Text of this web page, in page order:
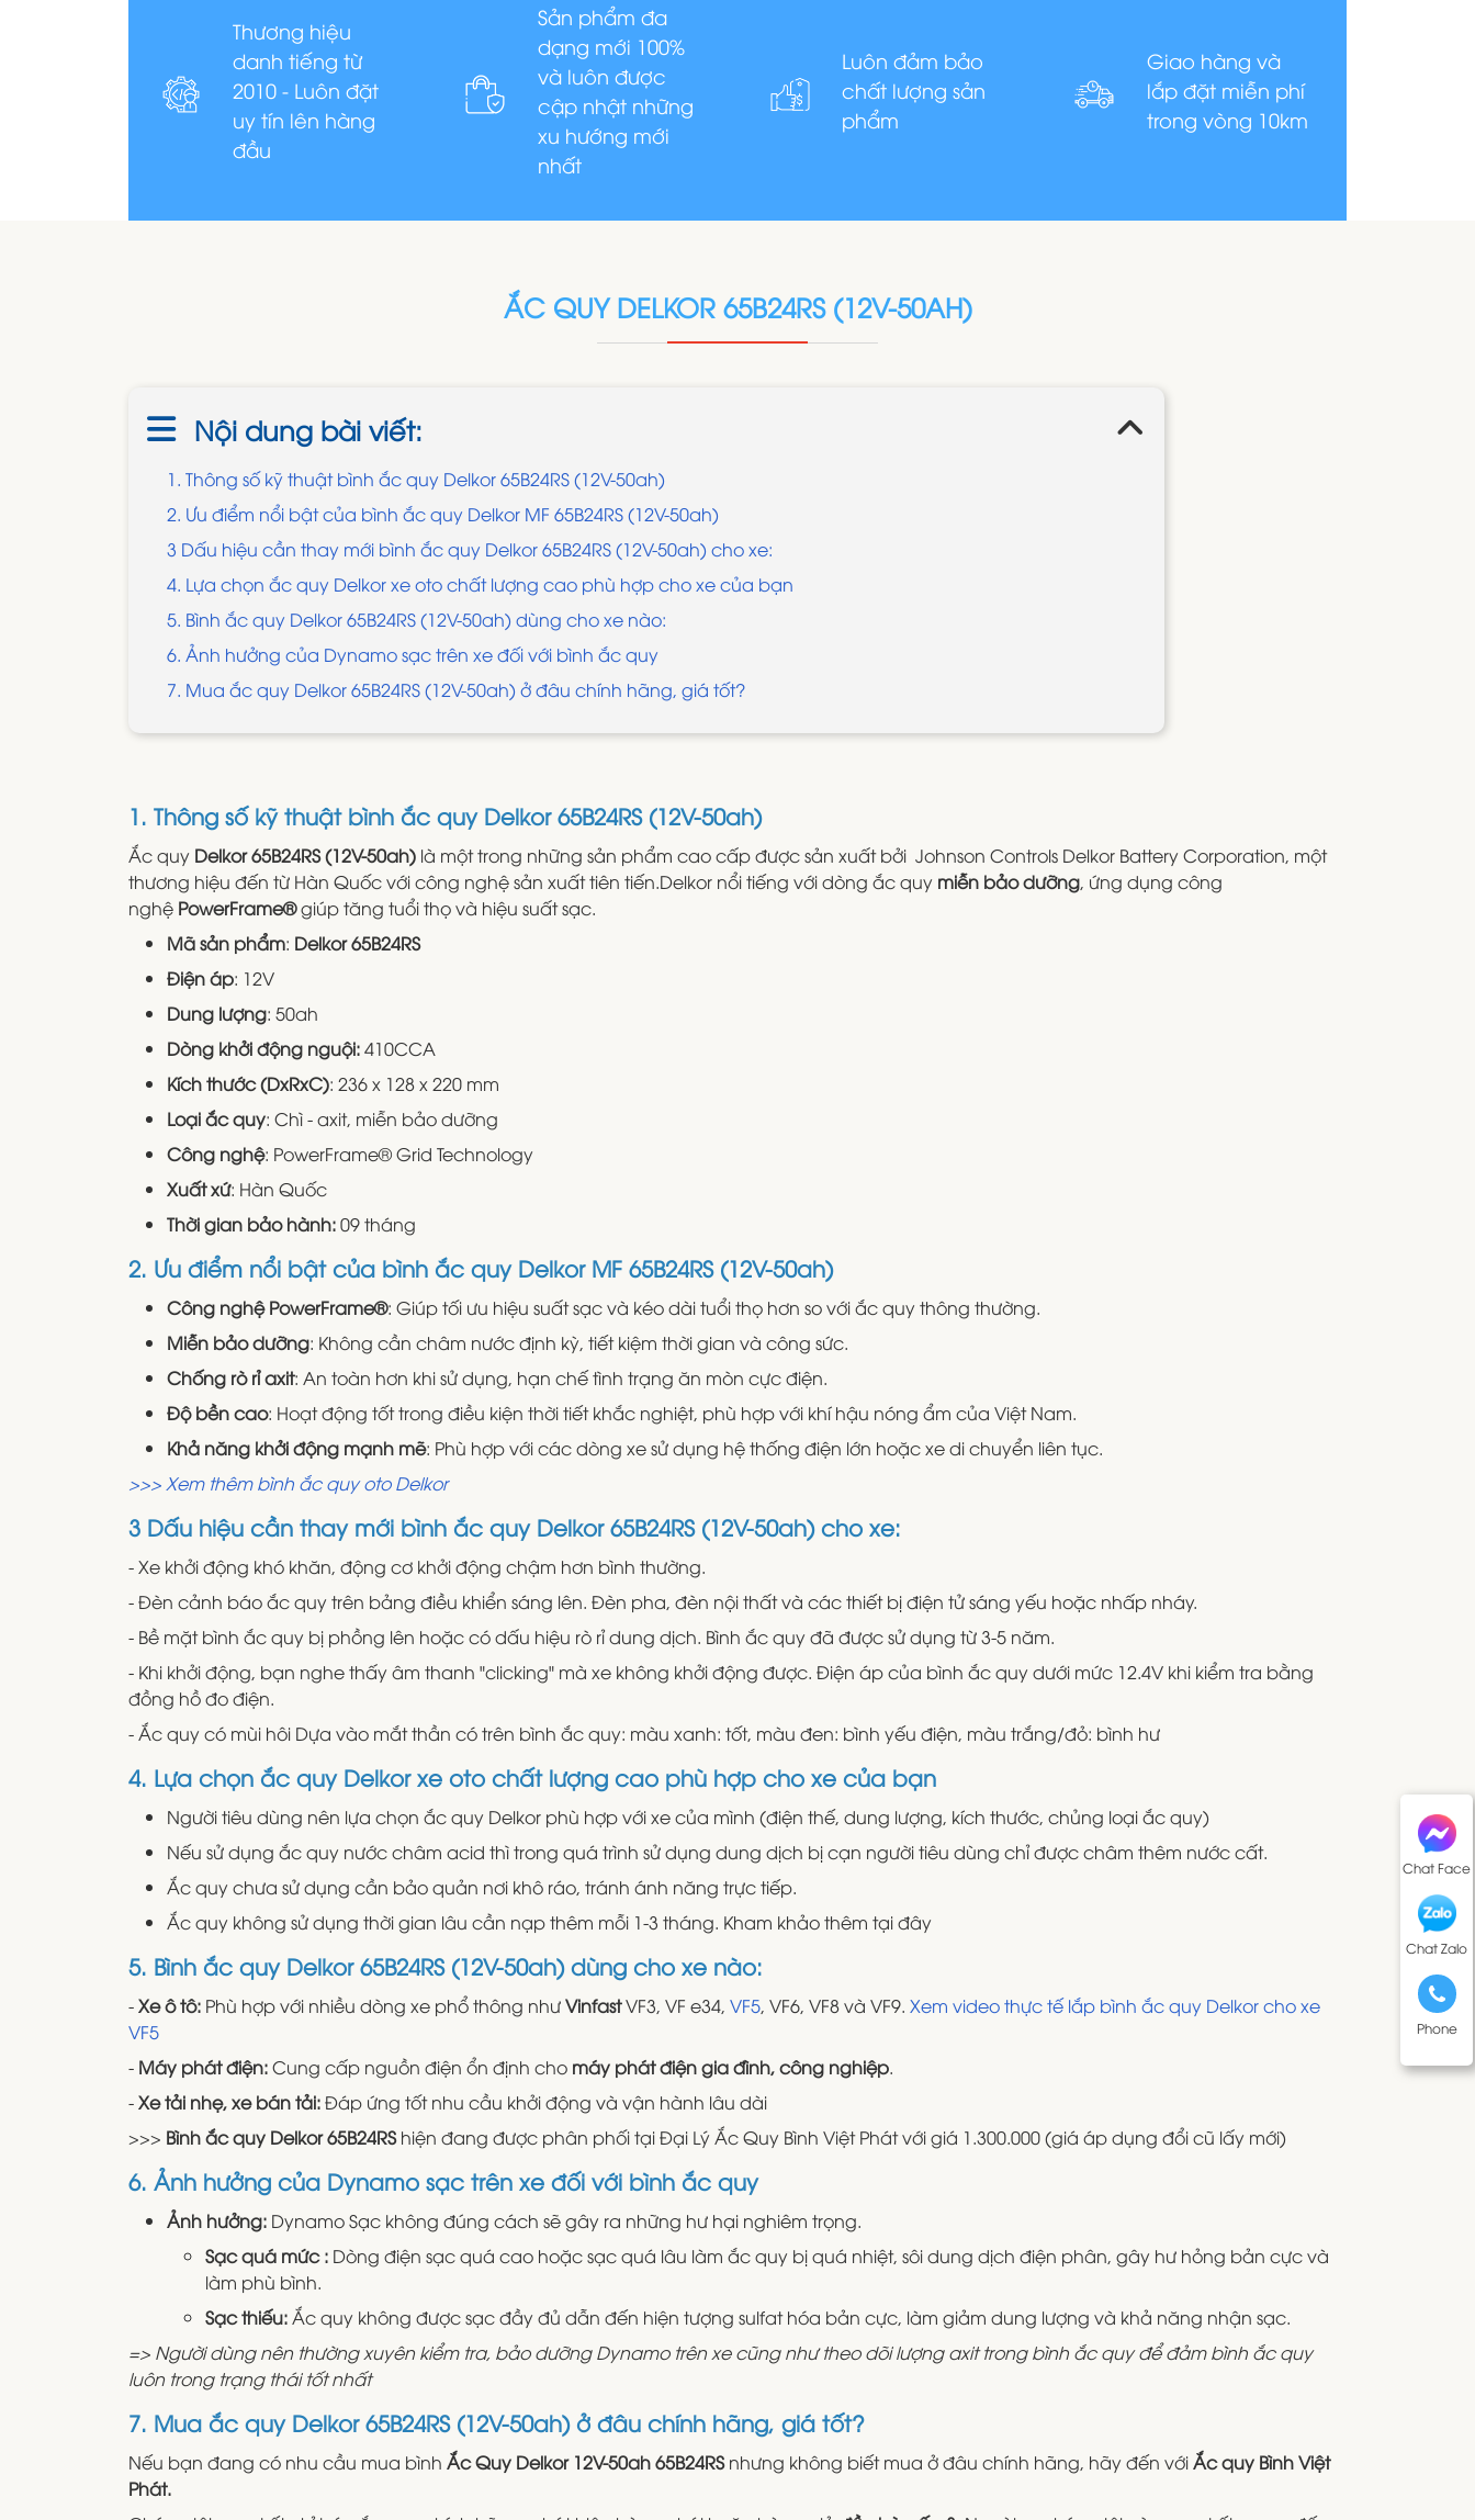
Chat Face
Chat Zalo
Phone
Thương hiệu
danh tiếng từ
2010 - Luôn đặt
uy tín lên hàng
đầu
Sản phẩm đa
dạng mới 100%
và luôn được
cập nhật những
xu hướng mới
nhất
Luôn đảm bảo
chất lượng sản
phẩm
Giao hàng và
lắp đặt miễn phí
trong vòng 10km
ẮC QUY DELKOR 65B24RS (12V-50AH)
Nội dung bài viết:
1. Thông số kỹ thuật bình ắc quy Delkor 65B24RS (12V-50ah)
2. Ưu điểm nổi bật của bình ắc quy Delkor MF 65B24RS (12V-50ah)
3 Dấu hiệu cần thay mới bình ắc quy Delkor 65B24RS (12V-50ah) cho xe:
4. Lựa chọn ắc quy Delkor xe oto chất lượng cao phù hợp cho xe của bạn
5. Bình ắc quy Delkor 65B24RS (12V-50ah) dùng cho xe nào:
6. Ảnh hưởng của Dynamo sạc trên xe đối với bình ắc quy
7. Mua ắc quy Delkor 65B24RS (12V-50ah) ở đâu chính hãng, giá tốt?
1. Thông số kỹ thuật bình ắc quy Delkor 65B24RS (12V-50ah)
Ắc quy Delkor 65B24RS (12V-50ah) là một trong những sản phẩm cao cấp được sản xuất bởi Johnson Controls Delkor Battery Corporation, một
thương hiệu đến từ Hàn Quốc với công nghệ sản xuất tiên tiến.Delkor nổi tiếng với dòng ắc quy miễn bảo dưỡng, ứng dụng công
nghệ PowerFrame®giúp tăng tuổi thọ và hiệu suất sạc.
Mã sản phẩm: Delkor 65B24RS
Điện áp: 12V
Dung lượng: 50ah
Dòng khởi động nguội:410CCA
Kích thước (DxRxC): 236 x 128 x 220 mm
Loại ắc quy: Chì - axit, miễn bảo dưỡng
Công nghệ: PowerFrame® Grid Technology
Xuất xứ: Hàn Quốc
Thời gian bảo hành:09 tháng
2. Ưu điểm nổi bật của bình ắc quy Delkor MF 65B24RS (12V-50ah)
Công nghệ PowerFrame®: Giúp tối ưu hiệu suất sạc và kéo dài tuổi thọ hơn so với ắc quy thông thường.
Miễn bảo dưỡng: Không cần châm nước định kỳ, tiết kiệm thời gian và công sức.
Chống rò rỉ axit: An toàn hơn khi sử dụng, hạn chế tình trạng ăn mòn cực điện.
Độ bền cao: Hoạt động tốt trong điều kiện thời tiết khắc nghiệt, phù hợp với khí hậu nóng ẩm của Việt Nam.
Khả năng khởi động mạnh mẽ: Phù hợp với các dòng xe sử dụng hệ thống điện lớn hoặc xe di chuyển liên tục.
>>> Xem thêm bình ắc quy oto Delkor
3 Dấu hiệu cần thay mới bình ắc quy Delkor 65B24RS (12V-50ah) cho xe:
- Xe khởi động khó khăn, động cơ khởi động chậm hơn bình thường.
- Đèn cảnh báo ắc quy trên bảng điều khiển sáng lên. Đèn pha, đèn nội thất và các thiết bị điện tử sáng yếu hoặc nhấp nháy.
- Bề mặt bình ắc quy bị phồng lên hoặc có dấu hiệu rò rỉ dung dịch. Bình ắc quy đã được sử dụng từ 3-5 năm.
- Khi khởi động, bạn nghe thấy âm thanh "clicking" mà xe không khởi động được. Điện áp của bình ắc quy dưới mức 12.4V khi kiểm tra bằng
đồng hồ đo điện.
- Ắc quy có mùi hôi Dựa vào mắt thần có trên bình ắc quy: màu xanh: tốt, màu đen: bình yếu điện, màu trắng/đỏ: bình hư
4. Lựa chọn ắc quy Delkor xe oto chất lượng cao phù hợp cho xe của bạn
Người tiêu dùng nên lựa chọn ắc quy Delkor phù hợp với xe của mình (điện thế, dung lượng, kích thước, chủng loại ắc quy)
Nếu sử dụng ắc quy nước châm acid thì trong quá trình sử dụng dung dịch bị cạn người tiêu dùng chỉ được châm thêm nước cất.
Ắc quy chưa sử dụng cần bảo quản nơi khô ráo, tránh ánh năng trực tiếp.
Ắc quy không sử dụng thời gian lâu cần nạp thêm mỗi 1-3 tháng. Kham khảo thêm tại đây
5. Bình ắc quy Delkor 65B24RS (12V-50ah) dùng cho xe nào:
-Xe ô tô: Phù hợp với nhiều dòng xe phổ thông nhưVinfastVF3, VF e34, VF5, VF6, VF8 và VF9. Xem video thực tế lắp bình ắc quy Delkor cho xe
VF5
- Máy phát điện:Cung cấp nguồn điện ổn định cho máy phát điện gia đình, công nghiệp.
-Xe tải nhẹ, xe bán tải:Đáp ứng tốt nhu cầu khởi động và vận hành lâu dài
>>> Bình ắc quy Delkor 65B24RShiện đang được phân phối tại Đại Lý Ắc Quy Bình Việt Phát với giá 1.300.000 (giá áp dụng đổi cũ lấy mới)
6. Ảnh hưởng của Dynamo sạc trên xe đối với bình ắc quy
Ảnh hưởng: Dynamo Sạc không đúng cách sẽ gây ra những hư hại nghiêm trọng.
Sạc quá mức : Dòng điện sạc quá cao hoặc sạc quá lâu làm ắc quy bị quá nhiệt, sôi dung dịch điện phân, gây hư hỏng bản cực và
làm phù bình.
Sạc thiếu:Ắc quy không được sạc đầy đủ dẫn đến hiện tượng sulfat hóa bản cực, làm giảm dung lượng và khả năng nhận sạc.
=> Người dùng nên thường xuyên kiểm tra, bảo dưỡng Dynamo trên xe cũng như theo dõi lượng axit trong bình ắc quy để đảm bình ắc quy
luôn trong trạng thái tốt nhất
7. Mua ắc quy Delkor 65B24RS (12V-50ah) ở đâu chính hãng, giá tốt?
Nếu bạn đang có nhu cầu mua bình Ắc Quy Delkor 12V-50ah 65B24RSnhưng không biết mua ở đâu chính hãng, hãy đến vớiẮc quy Bình Việt
Phát.